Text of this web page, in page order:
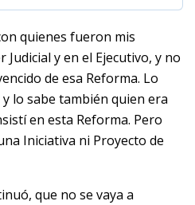
quienes fueron mis
y en el Ejecutivo, y no
de esa Reforma. Lo
lo sabe también quien era
en esta Reforma. Pero
Iniciativa ni Proyecto de
que no se vaya a